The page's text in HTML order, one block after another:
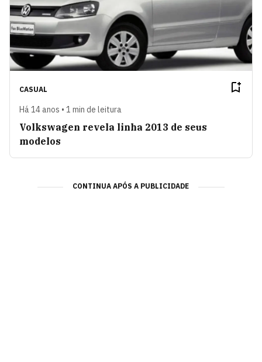
CASUAL
Há 14 anos • 1 min de leitura
Volkswagen revela linha 2013 de seus
modelos
CONTINUA APÓS A PUBLICIDADE